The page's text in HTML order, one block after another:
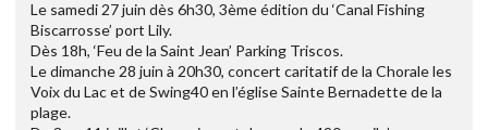
Le samedi 27 juin dès 6h30, 3ème édition du ‘Canal Fishing
Biscarrosse’ port Lily.
Dès 18h, ‘Feu de la Saint Jean’ Parking Triscos.
Le dimanche 28 juin à 20h30, concert caritatif de la Chorale les
Voix du Lac et de Swing40 en l’église Sainte Bernadette de la
plage.